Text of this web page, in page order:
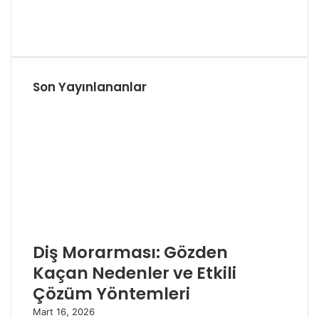
Son Yayınlananlar
Diş Morarması: Gözden
Kaçan Nedenler ve Etkili
Çözüm Yöntemleri
Mart 16, 2026